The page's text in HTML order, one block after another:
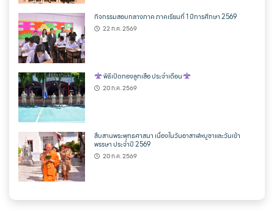
กิจกรรมสอบกลางภาค ภาคเรียนที่ 1 ปีการศึกษา 2569
22 ก.ค. 2569
พิธีเปิดกองลูกเสือ ประจำเดือน
20 ก.ค. 2569
สืบสานพระพุทธศาสนา เนื่องในวันอาสาฬหบูชาและวันเข้า
พรรษา ประจำปี 2569
20 ก.ค. 2569